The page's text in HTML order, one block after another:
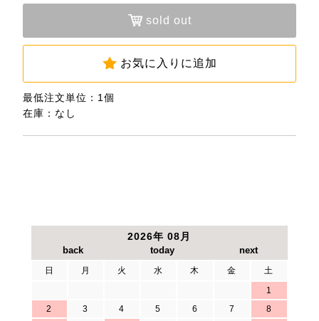
sold out
お気に入りに追加
最低注文単位：1個
在庫：なし
2026年 08月
日 月 火 水 木 金
土
1
2
3 4 5 6 7
8